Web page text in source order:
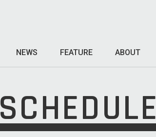
NEWS FEATURE ABOUT
SCHEDULE